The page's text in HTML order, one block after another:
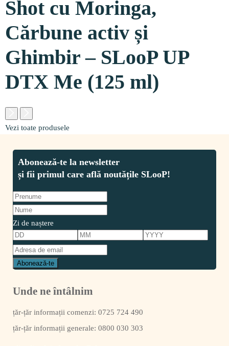
Shot cu Moringa,
Cărbune activ și
Ghimbir – SLooP UP
DTX Me (125 ml)
Vezi toate produsele
Zi de naștere
Unde ne întâlnim
0725 724 490
0800 030 303